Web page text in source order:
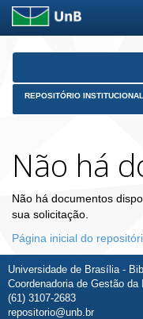
Skip
REPOSITÓRIO
Não há
Não há documentos
sua solicitação.
Página inicial do
Universidade de Brasília -
Coordenadoria de Gestão
(61) 3107-2683
repositorio@unb.br